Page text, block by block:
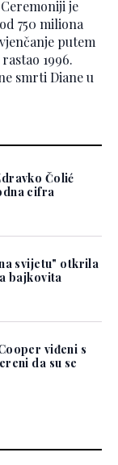
je
750 miliona
putem
1996.
smrti Diane u
Čolić
cifra
svijetu" otkrila
bajkovita
viđeni s
da su se